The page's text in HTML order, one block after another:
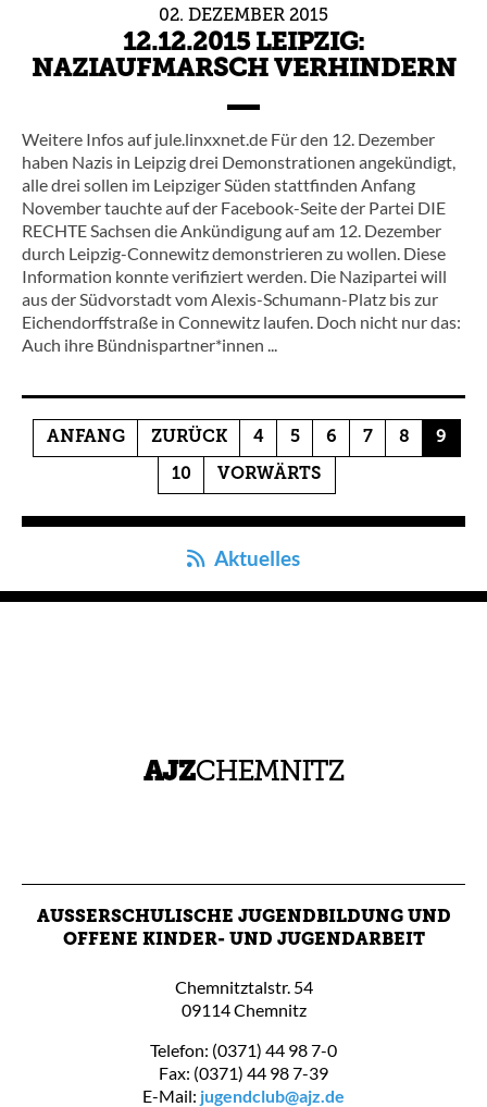
02. DEZEMBER 2015
12.12.2015 LEIPZIG:
NAZIAUFMARSCH VERHINDERN
Weitere Infos auf jule.linxxnet.de Für den 12. Dezember
haben Nazis in Leipzig drei Demonstrationen angekündigt,
alle drei sollen im Leipziger Süden stattfinden Anfang
November tauchte auf der Facebook-Seite der Partei DIE
RECHTE Sachsen die Ankündigung auf am 12. Dezember
durch Leipzig-Connewitz demonstrieren zu wollen. Diese
Information konnte verifiziert werden. Die Nazipartei will
aus der Südvorstadt vom Alexis-Schumann-Platz bis zur
Eichendorffstraße in Connewitz laufen. Doch nicht nur das:
Auch ihre Bündnispartner*innen ...
ANFANG ZURÜCK 4 5 6 7 8 9
10 VORWÄRTS
Aktuelles
AUSSERSCHULISCHE JUGENDBILDUNG UND O
FFENE KINDER- UND JUGENDARBEIT
Chemnitztalstr. 54
09114 Chemnitz
Telefon: (0371) 44 98 7-0
Fax: (0371) 44 98 7-39
E-Mail: jugendclub@ajz.de